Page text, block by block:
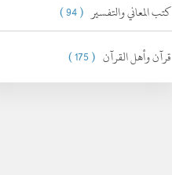
كتب المعاني والتفسير ( 94 )
قرآن وأهل القرآن ( 175 )